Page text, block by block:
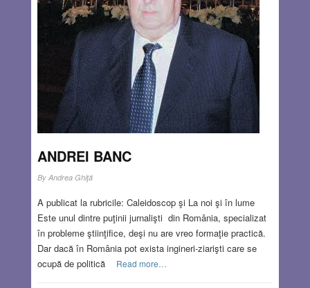
ANDREI BANC
By Andrea Ghiţă
A publicat la rubricile: Caleidoscop şi La noi şi în lume
Este unul dintre puţinii jurnalişti din România, specializat
în probleme ştiinţifice, deşi nu are vreo formaţie practică.
Dar dacă în România pot exista ingineri-ziarişti care se
ocupă de politică
Read more…